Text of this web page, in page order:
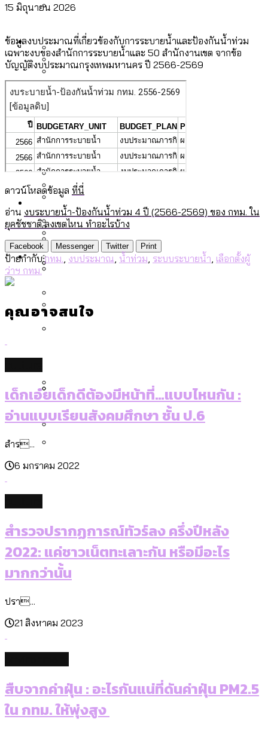
ใหม่จะมีงบฯ ประมาณเท่าไร
สมุดจดการบ้าน ส.ก. 2569 : แต่ละเขตมี
ปัญหาอะไรที่ ส.ก. ต้องทำการบ้าน
Vote62 ขอบคุณประชาชนที่ร่วม
สังเกตการณ์การเลือกตั้งชวนคุยกันถึงบท
เรียนที่เราได้รับจากเลือกตั้ง กรุงเทพฯ –
พัทยา
ที่อาศัยอยู่ในกรุงเทพฯ
ลัดวงจรมากที่สุด
สวนสาธารณะและพื้นที่สีเขียวใน กทม. เพิ่ม
ขึ้นและเข้าถึงได้มากน้อยแค่ไหน
ขยะมูลฝอย 2568 [ข้อมูลดิบ]
ขยะของคน กทม. ที่ยังถูกนำไปทิ้งที่
ฉะเชิงเทรา นครปฐม และล่าสุดที่กาญจนบุรี
2569) ของ กทม. ในยุคชัชชาติ ลงเขตไหน
โลกใบเดียว สิทธิไม่เท่ากัน: กฎหมายการ
รับรองเพศของ Transgender ทั่วโลก
ประเทศไหนทำได้บ้าง?
สำรวจ Hate Speech ที่ถูกผลิตซ้ำผ่าน
วิดีโอ AI ในช่วงความขัดแย้งไทย-กัมพูชา
[ข้อมูลดิบ]
ความเกลียดชังที่ขายได้ : สำรวจ Hate
Speech ที่ถูกผลิตซ้ำผ่านวิดีโอ AI ในช่วง
ความขัดแย้งไทย-กัมพูชา
กรุงเทพฯ เมืองคอนเสิร์ต : สำรวจ
ปีนกำแพงส่องซีรีส์จีน: จีนส่งออกภาพ
Economy
เมกะโปรเจ็กต์ของ กทม. ในช่วงที่มีการใช้
ไหน
ค่าฝุ่นในกรุงเทพฯ 2025 เทียบกับจำนวน
ควันบุหรี่ที่เข้าปอด [ข้อมูลดิบ]
สำรวจเศรษฐกิจในกรุงเทพฯ ผ่าน
สำรวจรายได้จากการจัดเก็บภาษีใน
Future
สังคมผู้สูงอายุไทย [ข้อมูลดิบ]
สำรวจสังคมผู้สูงอายุไทย : 6 จังหวัดเป็น
สังคมสูงวัยระดับสุดยอด และ 64 จังหวัดที่
ตายมากกว่าเกิด
สูงอายุระดับสุดยอด
ของ 50 เขตในกรุงเทพฯ
Database
สังคมผู้สูงอายุไทย [ข้อมูลดิบ]
สำรวจเหตุไฟไหม้ในกรุงเทพฯ 2568
กรุงเทพฯ เมืองสังคมผู้สูงอายุ [ข้อมูลดิบ]
สวนสาธารณะและพื้นที่สีเขียวใน กทม.
Project
Bangkok Index
Bangkok Index 2022
DEMO Thailand
About Us
15 มิถุนายน 2026
ข้อมูลงบประมาณที่เกี่ยวข้องกับการระบายน้ำและป้องกันน้ำท่วม
เฉพาะงบของสำนักการระบายน้ำและ 50 สำนักงานเขต จากข้อ
บัญญัติงบประมาณกรุงเทพมหานคร ปี 2566-2569
ดาวน์โหลดข้อมูล ที่นี่
อ่าน งบระบายน้ำ-ป้องกันน้ำท่วม 4 ปี (2566-2569) ของ กทม. ใน
ยุคชัชชาติ ลงเขตไหน ทำอะไรบ้าง
Facebook Messenger Twitter Print
ป้ายกำกับ:กทม. งบประมาณ น้ำท่วม ระบบระบายน้ำ เลือกตั้งผู้
ว่าฯ กทม.
คุณอาจสนใจ
เด็กเอ๋ยเด็กดีต้องมีหน้าที่…แบบไหนกัน :
อ่านแบบเรียนสังคมศึกษา ชั้น ป.6
สำร...
6 มกราคม 2022
สำรวจปรากฏการณ์ทัวร์ลง ครึ่งปีหลัง
2022: แค่ชาวเน็ตทะเลาะกัน หรือมีอะไร
มากกว่านั้น
ปรา...
21 สิงหาคม 2023
สืบจากค่าฝุ่น : อะไรกันแน่ที่ดันค่าฝุ่น PM2.5
ใน กทม. ให้พุ่งสูง